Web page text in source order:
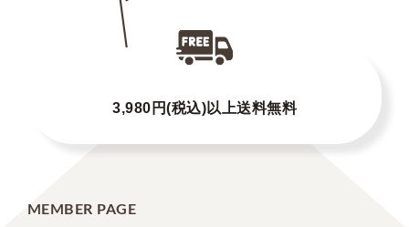
3,980円(税込)以上送料無料
MEMBER PAGE